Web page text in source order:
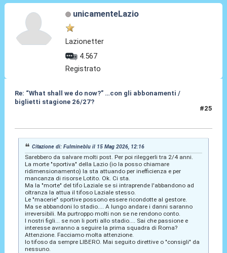
unicamenteLazio
Lazionetter
4.567
Registrato
Re: “What shall we do now?” …con gli abbonamenti /
biglietti stagione 26/27?
#25
Citazione di: Fulmineblu il 15 Mag 2026, 12:16
Sarebbero da salvare molti post. Per poi rileggerli tra 2/4 anni.
La morte "sportiva" della Lazio (io la posso chiamare
ridimensionamento) la sta attuando per inefficienza e per
mancanza di risorse Lotito. Ok. Ci sta.
Ma la "morte" del tifo Laziale se si intraprende l'abbandono ad
oltranza la attua il tifoso Laziale stesso.
Le "macerie" sportive possono essere ricondotte al gestore.
Ma se abbandoni lo stadio.... A lungo andare i danni saranno
irreversibili. Ma purtroppo molti non se ne rendono conto.
I nostri figli... se non li porti allo stadio.... Sai che passione e
interesse avranno a seguire la prima squadra di Roma?
Attenzione. Facciamo molta attenzione.
Io tifoso da sempre LIBERO. Mai seguito direttive o "consigli" da
nessuno.